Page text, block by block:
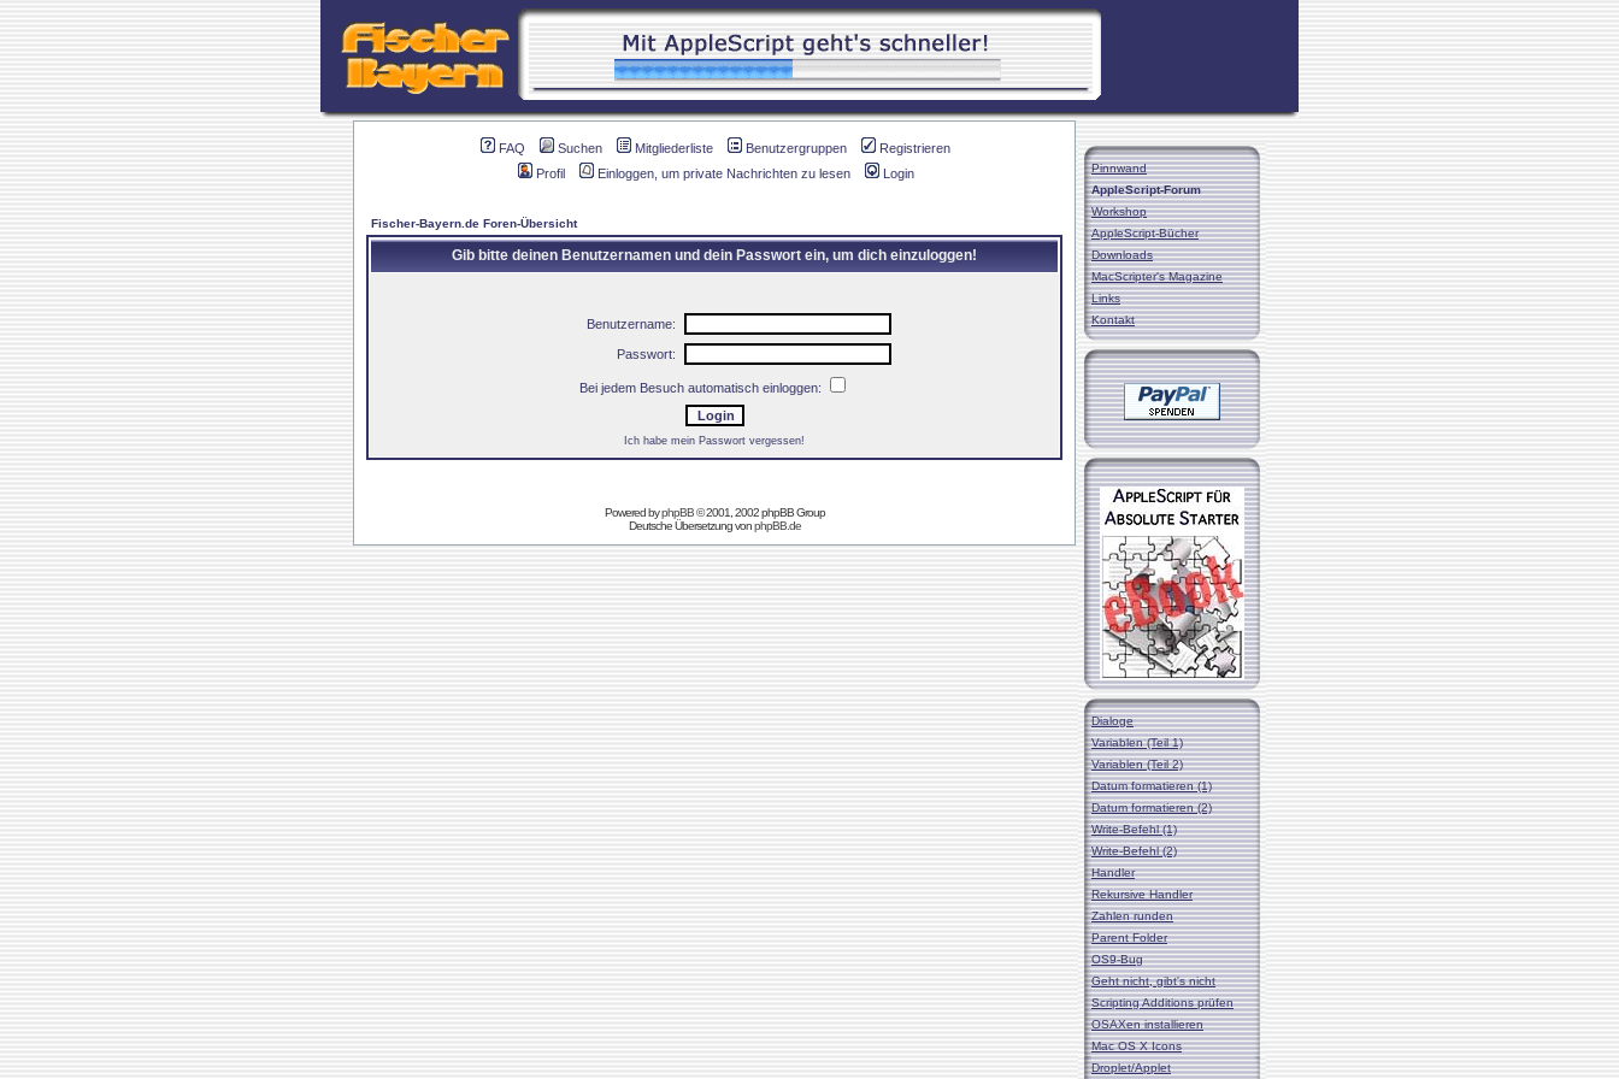
FAQ Suchen Mitgliederliste Benutzergruppen
Registrieren
Profil
Einloggen, um private Nachrichten zu lesen Login
Fischer-Bayern.de Foren-Übersicht
Gib bitte deinen Benutzernamen und dein Passwort ein, um dich einzuloggen!
Benutzername:
Passwort:
Bei jedem Besuch automatisch einloggen:
Ich habe mein Passwort vergessen!
Powered byphpBB© 2001, 2002 phpBB Group
Deutsche Übersetzung vonphpBB.de
Pinnwand
AppleScript-Forum
Workshop
AppleScript-Bücher
Downloads
MacScripter's Magazine
Links
Kontakt
Dialoge
Variablen (Teil 1)
Variablen (Teil 2)
Datum formatieren (1)
Datum formatieren (2)
Write-Befehl (1)
Write-Befehl (2)
Handler
Rekursive Handler
Zahlen runden
Parent Folder
OS9-Bug
Geht nicht, gibt's nicht
Scripting Additions prüfen
OSAXen installieren
Mac OS X Icons
Droplet/Applet